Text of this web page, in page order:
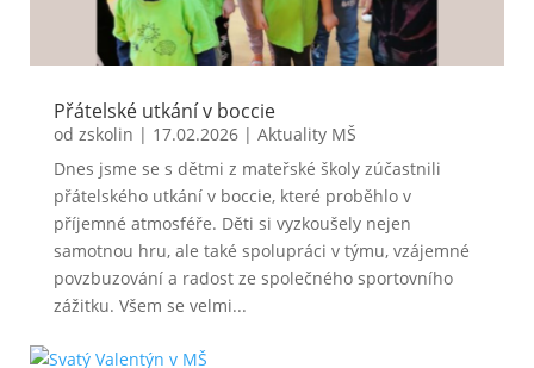
Přátelské utkání v boccie
od zskolin | 17.02.2026| Aktuality MŠ
Dnes jsme se s dětmi z mateřské školy zúčastnili
přátelského utkání v boccie, které proběhlo v
příjemné atmosféře. Děti si vyzkoušely nejen
samotnou hru, ale také spolupráci v týmu, vzájemné
povzbuzování a radost ze společného sportovního
zážitku. Všem se velmi...